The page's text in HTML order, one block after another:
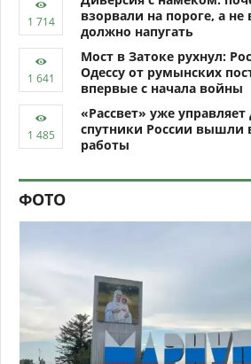
взорвали на пороге, а не
должно напугать
Мост в Затоке рухнул:
Одессу от румынских
впервые с начала войны
«Рассвет» уже
спутники России вышли
работы
ФОТО